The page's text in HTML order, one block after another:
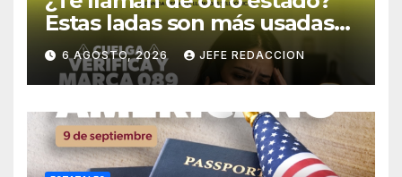
Estas ladas son más usadas
para extorsionar en
Michoacán
6 AGOSTO, 2026 JEFE REDACCION